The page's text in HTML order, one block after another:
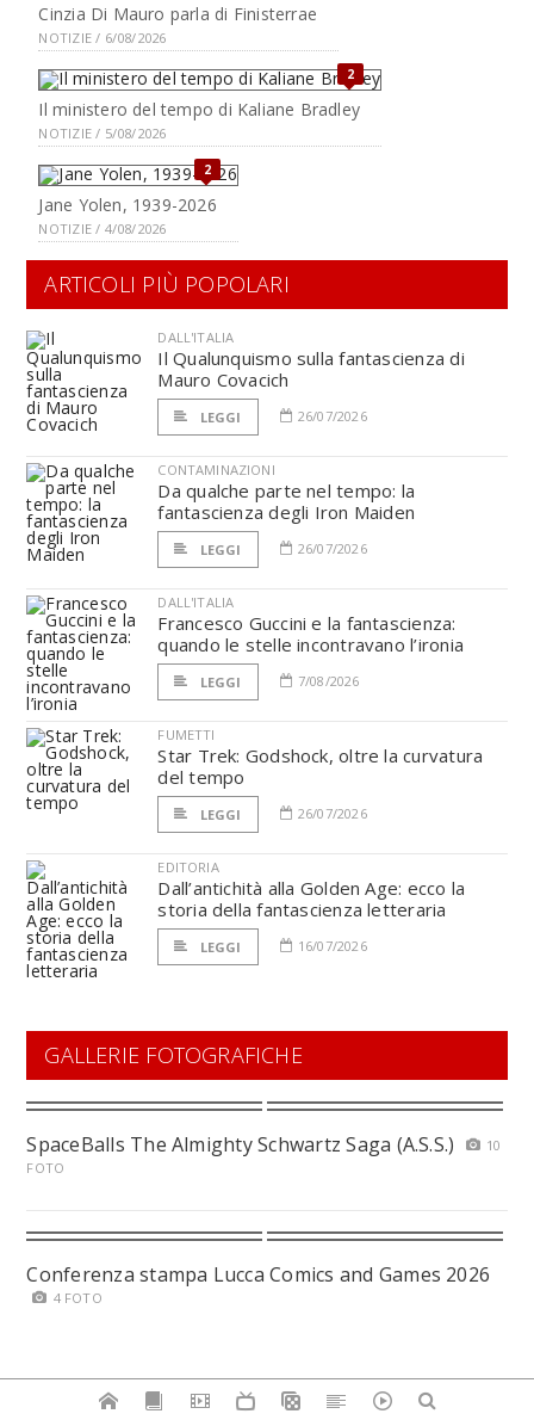
Cinzia Di Mauro parla di Finisterrae
NOTIZIE / 6/08/2026
2
Il ministero del tempo di Kaliane Bradley
NOTIZIE / 5/08/2026
2
Jane Yolen, 1939-2026
NOTIZIE / 4/08/2026
ARTICOLI PIÙ POPOLARI
DALL'ITALIA
Il Qualunquismo sulla fantascienza di
Mauro Covacich
LEGGI 26/07/2026
CONTAMINAZIONI
Da qualche parte nel tempo: la
fantascienza degli Iron Maiden
LEGGI 26/07/2026
DALL'ITALIA
Francesco Guccini e la fantascienza:
quando le stelle incontravano l’ironia
LEGGI 7/08/2026
FUMETTI
Star Trek: Godshock, oltre la curvatura
del tempo
LEGGI 26/07/2026
EDITORIA
Dall’antichità alla Golden Age: ecco la
storia della fantascienza letteraria
LEGGI 16/07/2026
GALLERIE FOTOGRAFICHE
SpaceBalls The Almighty Schwartz Saga (A.S.S.)
10
FOTO
Conferenza stampa Lucca Comics and Games 2026
4 FOTO